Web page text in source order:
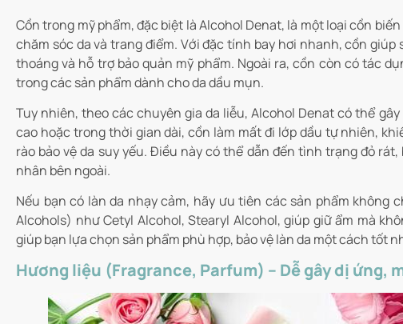
Cồn trong mỹ phẩm, đặc biệt là Alcohol Denat, là một loại cồn
chăm sóc da và trang điểm. Với đặc tính bay hơi nhanh, cồn
thoáng và hỗ trợ bảo quản mỹ phẩm. Ngoài ra, cồn còn có tác
trong các sản phẩm dành cho da dầu mụn.
Tuy nhiên, theo các chuyên gia da liễu, Alcohol Denat có thể
cao hoặc trong thời gian dài, cồn làm mất đi lớp dầu tự nhiên,
rào bảo vệ da suy yếu. Điều này có thể dẫn đến tình trạng đỏ
nhân bên ngoài.
Nếu bạn có làn da nhạy cảm, hãy ưu tiên các sản phẩm không
Alcohols) như Cetyl Alcohol, Stearyl Alcohol, giúp giữ ẩm mà
giúp bạn lựa chọn sản phẩm phù hợp, bảo vệ làn da một cách tốt
Hương liệu (Fragrance, Parfum) – Dễ gây dị ứng,